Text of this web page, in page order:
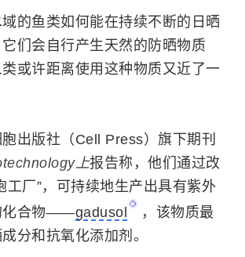
的鱼类如何能在持续不断的日晒
们会自行产生天然的防晒物质
或许距离使用这种物质又近了一
出版社（Cell Press）旗下期刊
上报告称，他们通过改
工厂”，可持续地生产出具有紫外
化合物——gadusol
，该物质最
分和抗氧化添加剂。